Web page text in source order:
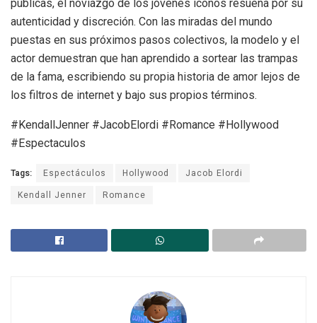
públicas, el noviazgo de los jóvenes íconos resuena por su
autenticidad y discreción. Con las miradas del mundo
puestas en sus próximos pasos colectivos, la modelo y el
actor demuestran que han aprendido a sortear las trampas
de la fama, escribiendo su propia historia de amor lejos de
los filtros de internet y bajo sus propios términos.
#KendallJenner #JacobElordi #Romance #Hollywood
#Espectaculos
Tags: Espectáculos Hollywood
Jacob Elordi
Kendall Jenner
Romance